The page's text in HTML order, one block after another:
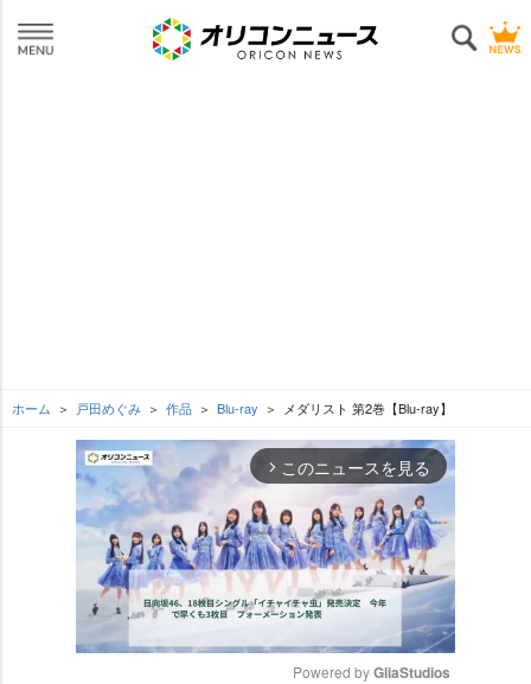
ホーム 戸田めぐみ 作品 Blu-ray メダリスト 第2巻【Blu-ray】
arrow_forward_ios このニュースを見る
Powered by GliaStudios